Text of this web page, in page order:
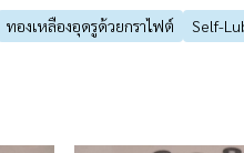
ทองเหลืองอุดรูด้วยกราไฟต์ Self-